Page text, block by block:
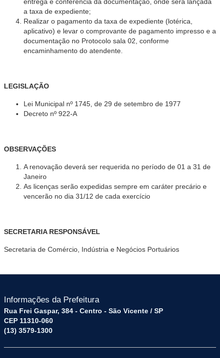
a taxa de expediente;
Realizar o pagamento da taxa de expediente (lotérica,
aplicativo) e levar o comprovante de pagamento impresso e a
documentação no Protocolo sala 02, conforme
encaminhamento do atendente.
LEGISLAÇÃO
Lei Municipal nº 1745, de 29 de setembro de 1977
Decreto nº 922-A
OBSERVAÇÕES
A renovação deverá ser requerida no período de 01 a 31 de
Janeiro
As licenças serão expedidas sempre em caráter precário e
vencerão no dia 31/12 de cada exercício
SECRETARIA RESPONSÁVEL
Secretaria de Comércio, Indústria e Negócios Portuários
Informações da Prefeitura
Rua Frei Gaspar, 384 - Centro - São Vicente / SP
CEP 11310-060
(13) 3579-1300